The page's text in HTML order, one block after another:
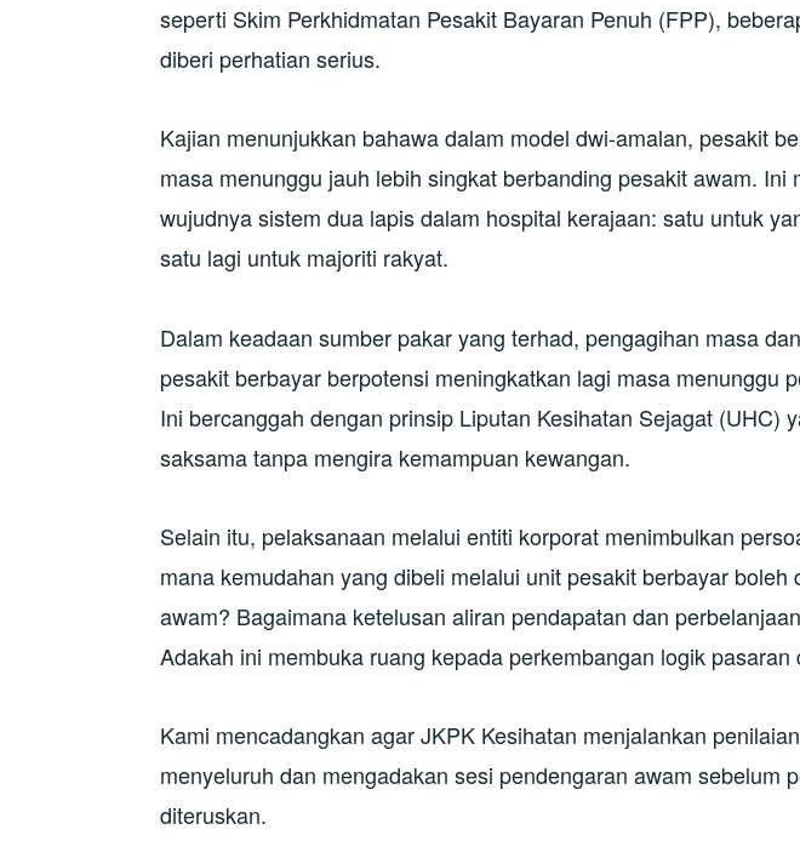
seperti Skim Perkhidmatan Pesakit Bayaran Penuh (FPP),
diberi perhatian serius.
Kajian menunjukkan bahawa dalam model dwi-amalan, pesakit
masa menunggu jauh lebih singkat berbanding pesakit awam. Ini
wujudnya sistem dua lapis dalam hospital kerajaan: satu untuk
satu lagi untuk majoriti rakyat.
Dalam keadaan sumber pakar yang terhad, pengagihan masa
pesakit berbayar berpotensi meningkatkan lagi masa menunggu
Ini bercanggah dengan prinsip Liputan Kesihatan Sejagat (UHC)
saksama tanpa mengira kemampuan kewangan.
Selain itu, pelaksanaan melalui entiti korporat menimbulkan
mana kemudahan yang dibeli melalui unit pesakit berbayar boleh
awam? Bagaimana ketelusan aliran pendapatan dan
Adakah ini membuka ruang kepada perkembangan logik
Kami mencadangkan agar JKPK Kesihatan menjalankan
menyeluruh dan mengadakan sesi pendengaran awam sebelum
diteruskan.